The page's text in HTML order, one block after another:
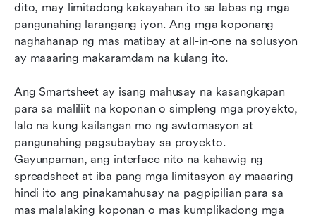
dito, may limitadong kakayahan ito sa labas ng mga
pangunahing larangang iyon. Ang mga koponang
naghahanap ng mas matibay at all-in-one na solusyon
ay maaaring makaramdam na kulang ito.
Ang Smartsheet ay isang mahusay na kasangkapan
para sa maliliit na koponan o simpleng mga proyekto,
lalo na kung kailangan mo ng awtomasyon at
pangunahing pagsubaybay sa proyekto.
Gayunpaman, ang interface nito na kahawig ng
spreadsheet at iba pang mga limitasyon ay maaaring
hindi ito ang pinakamahusay na pagpipilian para sa
mas malalaking koponan o mas kumplikadong mga